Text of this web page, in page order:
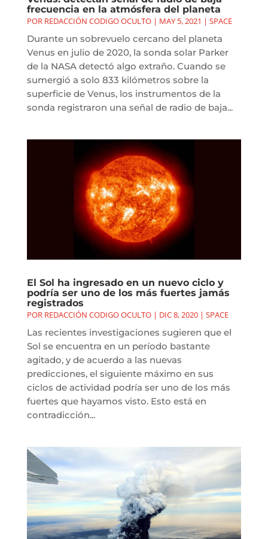
frecuencia en la atmósfera del planeta
POR REDACCIÓN CODIGO OCULTO| MAY 5, 2021 | SPACE
Durante un sobrevuelo cercano del planeta
Venus en julio de 2020, la sonda solar Parker
de la NASA detectó algo extraño. Cuando se
sumergió a solo 833 kilómetros sobre la
superficie de Venus, los instrumentos de la
sonda registraron una señal de radio de baja...
El Sol ha ingresado en un nuevo ciclo y
podría ser uno de los más fuertes jamás
registrados
POR REDACCIÓN CODIGO OCULTO| DIC 8, 2020| SPACE
Las recientes investigaciones sugieren que el
Sol se encuentra en un período bastante
agitado, y de acuerdo a las nuevas
predicciones, el siguiente máximo en sus
ciclos de actividad podría ser uno de los más
fuertes que hayamos visto. Esto está en
contradicción...